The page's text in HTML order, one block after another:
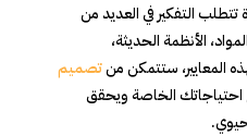
التفكير في العديد من
الأنظمة الحديثة،
المعايير، ستتمكن منتصميم
احتياجاتك الخاصة ويحقق